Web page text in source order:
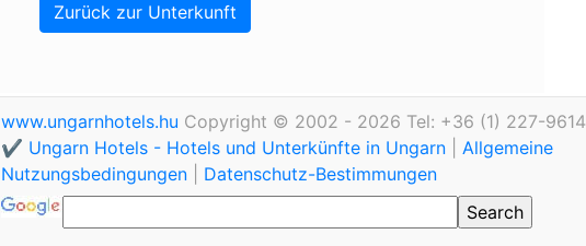
Zurück zur Unterkunft
www.ungarnhotels.hu Copyright © 2002 - 2026 Tel: +36 (1) 227-9614
✔️ Ungarn Hotels - Hotels und Unterkünfte in Ungarn
Allgemeine
Nutzungsbedingungen
Datenschutz-Bestimmungen